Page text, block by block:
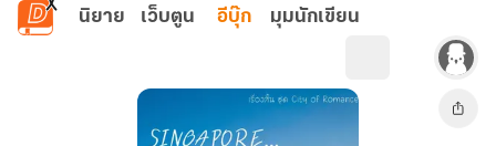
ข้ามไปยังเนื้อหาหลัก
นิยาย เว็บตูน อีบุ๊ก มุมนักเขียน